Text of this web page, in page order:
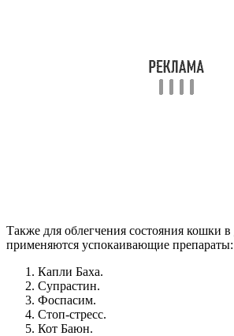
Также для облегчения состояния кошки
применяются успокаивающие препараты:
Капли Баха.
Супрастин.
Фоспасим.
Стоп-стресс.
Кот Баюн.